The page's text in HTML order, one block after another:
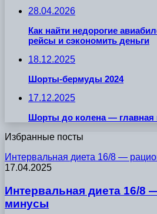
28.04.2026
Как найти недорогие
рейсы и сэкономить деньги
18.12.2025
Шорты-бермуды 2024
17.12.2025
Шорты до колена — главная
Избранные посты
Интервальная диета 16/8 —
17.04.2025
Интервальная диета 16/8
минусы